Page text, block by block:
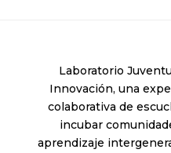
Laboratorio
Innovación, una
colaborativa de
incubar
aprendizaje